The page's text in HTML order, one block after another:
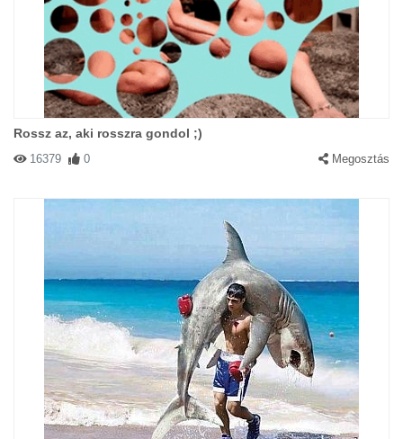
Rossz az, aki rosszra gondol ;)
16379 0 Megosztás